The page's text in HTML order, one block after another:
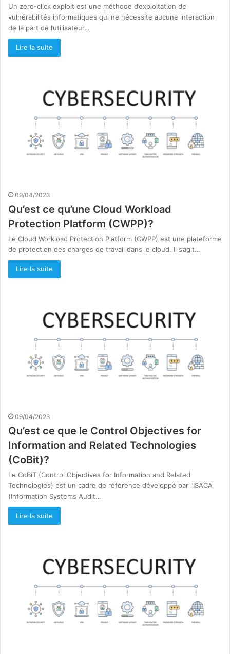
Un zero-click exploit est une méthode d’exploitation de
vulnérabilités informatiques qui ne nécessite aucune interaction
de la part de l’utilisateur…
Lire la suite
09/04/2023
Qu’est ce qu’une Cloud Workload
Protection Platform (CWPP)?
Le Cloud Workload Protection Platform (CWPP) est une plateforme
de protection des charges de travail dans le cloud. Il s’agit…
Lire la suite
09/04/2023
Qu’est ce que le Control Objectives for
Information and Related Technologies
(CoBit)?
Le CoBiT (Control Objectives for Information and Related
Technologies) est un cadre de référence développé par l’ISACA
(Information Systems Audit…
Lire la suite